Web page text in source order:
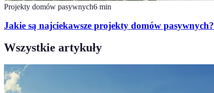
Projekty domów pasywnych6 min
Jakie są najciekawsze projekty domów pasywnych?
Wszystkie artykuły